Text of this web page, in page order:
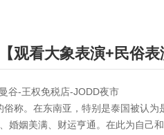
观看大象表演+民俗表
谷-王权免税店-JODD夜市
称。在东南亚，特别是泰国被认
婚姻美满、财运亨通。在此为自己和